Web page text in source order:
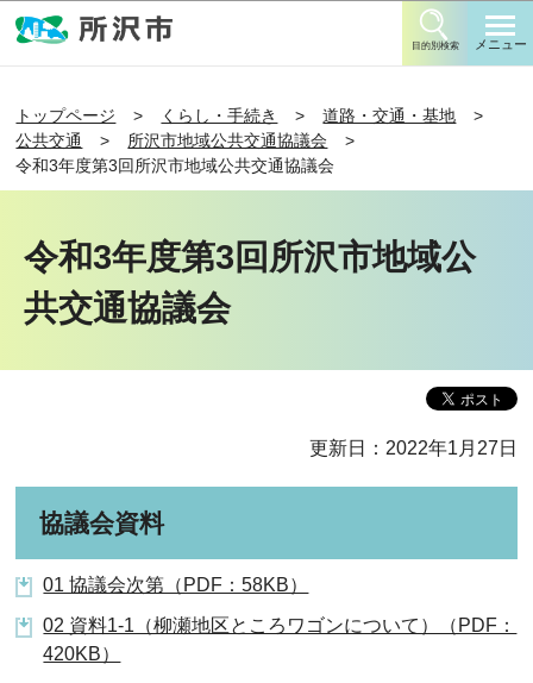
目的別検索 メニュー
トップページ くらし・手続き
道路・交通・基地
公共交通
所沢市地域公共交通協議会
令和3年度第3回所沢市地域公共交通協議会
令和3年度第3回所沢市地域公
共交通協議会
更新日：2022年1月27日
協議会資料
01 協議会次第（PDF：58KB）
02 資料1-1（柳瀬地区ところワゴンについて）（PDF：
420KB）